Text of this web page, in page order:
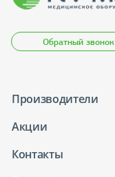
Обратный звонок
Производители
Акции
Контакты